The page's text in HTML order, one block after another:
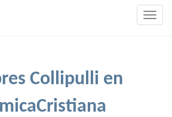
Collipulli en